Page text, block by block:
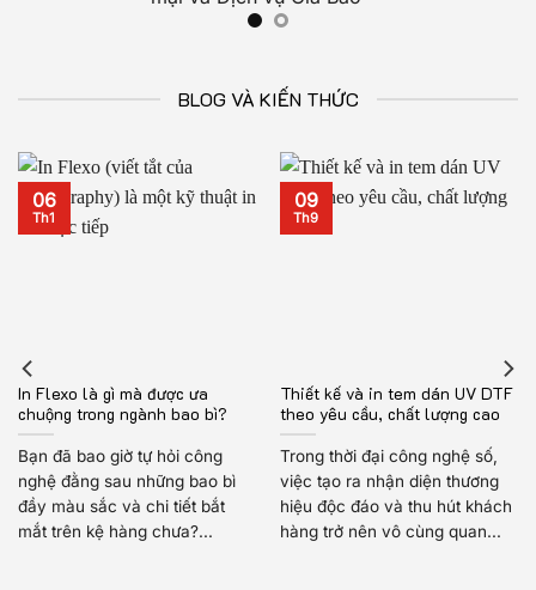
BLOG VÀ KIẾN THỨC
In Flexo là gì mà được ưa
chuộng trong ngành bao bì?
Bạn đã bao giờ tự hỏi công
nghệ đằng sau những bao bì
đầy màu sắc và chi tiết bắt
mắt trên kệ hàng chưa?...
06
Th1
Thiết kế và in tem dán UV DTF
theo yêu cầu, chất lượng cao
Trong thời đại công nghệ số,
việc tạo ra nhận diện thương
hiệu độc đáo và thu hút khách
hàng trở nên vô cùng quan...
09
Th9